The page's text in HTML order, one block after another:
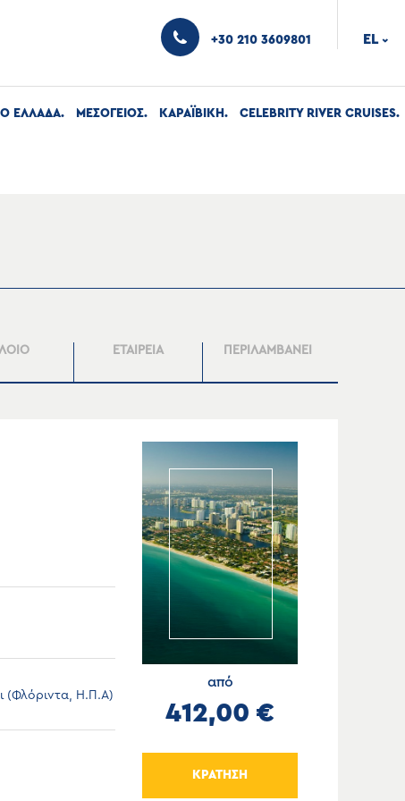
+30 210 3609801 EL ›
ΕΛΛΑΔΑ ΜΕΣΟΓΕΙΟΣ ΚΑΡΑΪΒΙΚΗ CELEBRITY RIVER CRUISES
ΕΤΑΙΡΕΙΑ ΠΕΡΙΛΑΜΒΑΝΕΙ
(Φλόριντα, Η.Π.Α)
από
412,00 €
ΚΡΑΤΗΣΗ